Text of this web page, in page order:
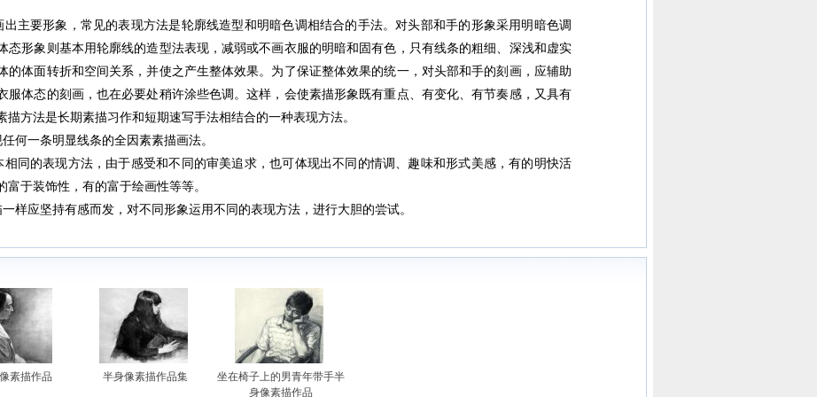
主要形象，常见的表现方法是轮廓线造型和明暗色调相结合的手法。对头部和手的形象采用明暗色调
态形象则基本用轮廓线的造型法表现，减弱或不画衣服的明暗和固有色，只有线条的粗细、深浅和虚实
的体面转折和空间关系，并使之产生整体效果。为了保证整体效果的统一，对头部和手的刻画，应辅助
服体态的刻画，也在必要处稍许涂些色调。这样，会使素描形象既有重点、有变化、有节奏感，又具有
描方法是长期素描习作和短期速写手法相结合的一种表现方法。
何一条明显线条的全因素素描画法。
同的表现方法，由于感受和不同的审美追求，也可体现出不同的情调、趣味和形式美感，有的明快活
于装饰性，有的富于绘画性等等。
样应坚持有感而发，对不同形象运用不同的表现方法，进行大胆的尝试。
素描作品 半身像素描作品集
坐在椅子上的男青年带手半
身像素描作品